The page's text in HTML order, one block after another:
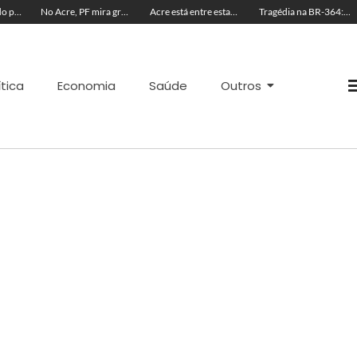
Professor é detido pela polícia suspeito de envolvimento com menores durante aulas particulares No Acre, PF mira grupo suspeito de fraudar carteiras de pescador para obter Seguro-Defeso Acre está entre estados com interesse por canetas emagrecedoras ilegais Tragédia na BR-364: colisão entre Fiat Uno e carreta mata cinco pessoas
Economia Saúde Outros